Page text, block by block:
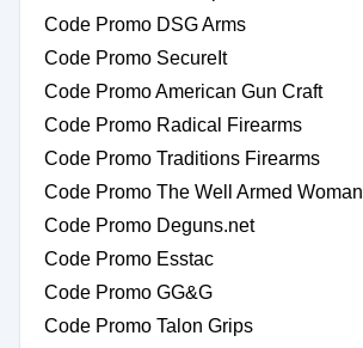
Code Promo DSG Arms
Code Promo SecureIt
Code Promo American Gun Craft
Code Promo Radical Firearms
Code Promo Traditions Firearms
Code Promo The Well Armed Woman
Code Promo Deguns.net
Code Promo Esstac
Code Promo GG&G
Code Promo Talon Grips